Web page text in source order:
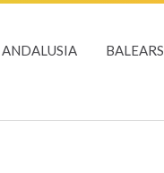
ANDALUSIA BALEARS